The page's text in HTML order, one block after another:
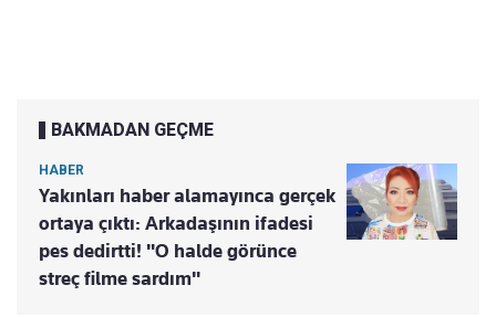
BAKMADAN GEÇME
HABER
Yakınları haber alamayınca gerçek
ortaya çıktı: Arkadaşının ifadesi
pes dedirtti! "O halde görünce
streç filme sardım"